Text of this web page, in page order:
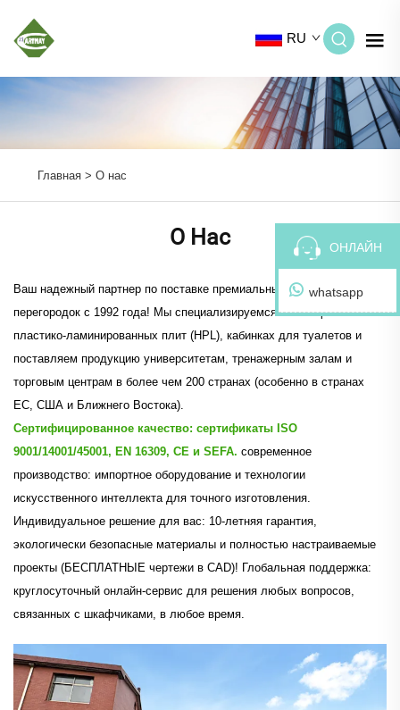
RU
Главная > О нас
О Нас
Ваш надежный партнер по поставке премиальных шкафчиков и
перегородок с 1992 года! Мы специализируемся на шкафчиках из
пластико-ламинированных плит (HPL), кабинках для туалетов и
поставляем продукцию университетам, тренажерным залам и
торговым центрам в более чем 200 странах (особенно в странах
ЕС, США и Ближнего Востока).
Сертифицированное качество: сертификаты ISO
9001/14001/45001, EN 16309, CE и SEFA. современное
производство: импортное оборудование и технологии
искусственного интеллекта для точного изготовления.
Индивидуальное решение для вас: 10-летняя гарантия,
экологически безопасные материалы и полностью настраиваемые
проекты (БЕСПЛАТНЫЕ чертежи в CAD)! Глобальная поддержка:
круглосуточный онлайн-сервис для решения любых вопросов,
связанных с шкафчиками, в любое время.
ОНЛАЙН
whatsapp